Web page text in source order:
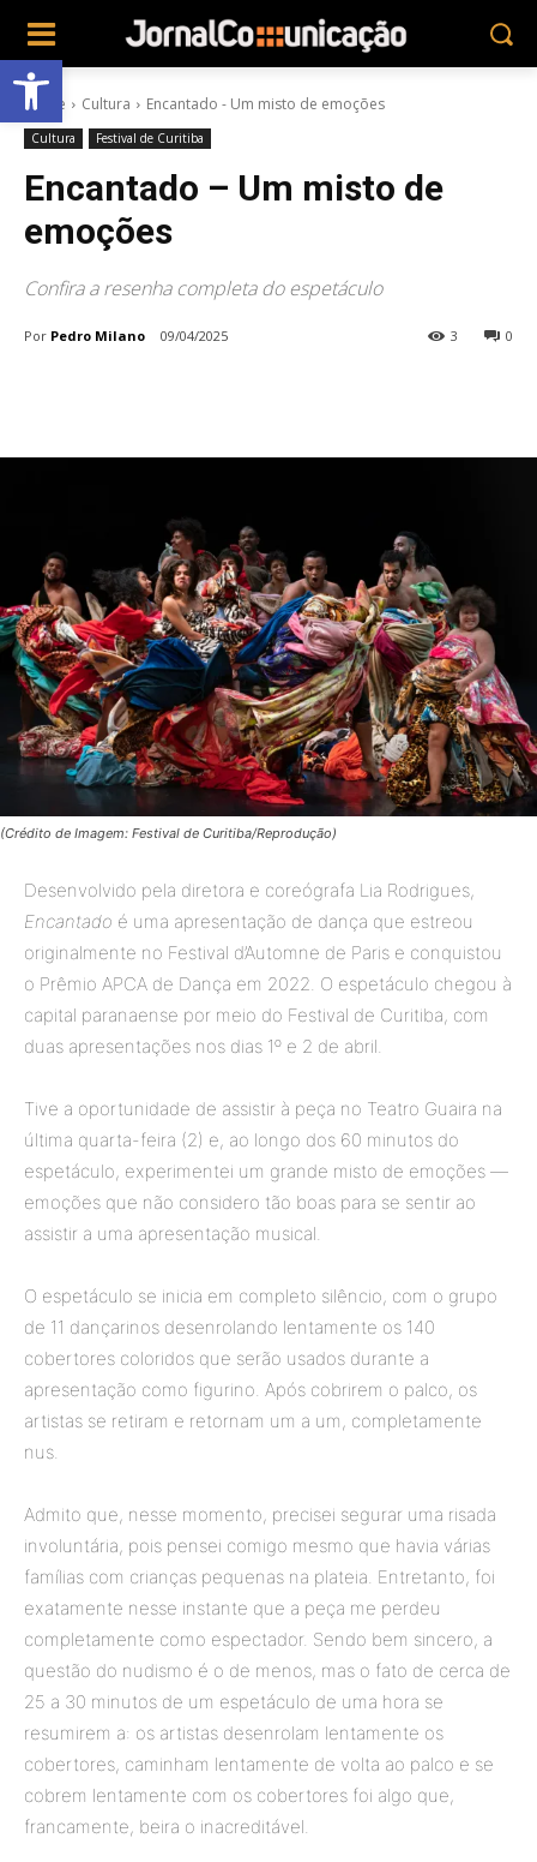
Abrir a barra de ferramentas
Home Cultura Encantado - Um misto de emoções
Cultura Festival de Curitiba
Encantado – Um misto de
emoções
Confira a resenha completa do espetáculo
Por Pedro Milano 09/04/2025 0
3
(Crédito de Imagem: Festival de Curitiba/Reprodução)
Desenvolvido pela diretora e coreógrafa Lia Rodrigues,
Encantado é uma apresentação de dança que estreou
originalmente no Festival d’Automne de Paris e conquistou
o Prêmio APCA de Dança em 2022. O espetáculo chegou à
capital paranaense por meio do Festival de Curitiba, com
duas apresentações nos dias 1º e 2 de abril.
Tive a oportunidade de assistir à peça no Teatro Guaira na
última quarta-feira (2) e, ao longo dos 60 minutos do
espetáculo, experimentei um grande misto de emoções —
emoções que não considero tão boas para se sentir ao
assistir a uma apresentação musical.
O espetáculo se inicia em completo silêncio, com o grupo
de 11 dançarinos desenrolando lentamente os 140
cobertores coloridos que serão usados durante a
apresentação como figurino. Após cobrirem o palco, os
artistas se retiram e retornam um a um, completamente
nus.
Admito que, nesse momento, precisei segurar uma risada
involuntária, pois pensei comigo mesmo que havia várias
famílias com crianças pequenas na plateia. Entretanto, foi
exatamente nesse instante que a peça me perdeu
completamente como espectador. Sendo bem sincero, a
questão do nudismo é o de menos, mas o fato de cerca de
25 a 30 minutos de um espetáculo de uma hora se
resumirem a: os artistas desenrolam lentamente os
cobertores, caminham lentamente de volta ao palco e se
cobrem lentamente com os cobertores foi algo que,
francamente, beira o inacreditável.